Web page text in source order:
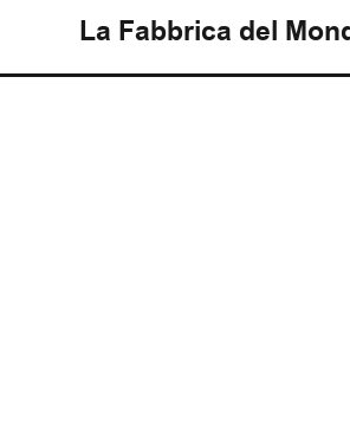
La Fabbrica del